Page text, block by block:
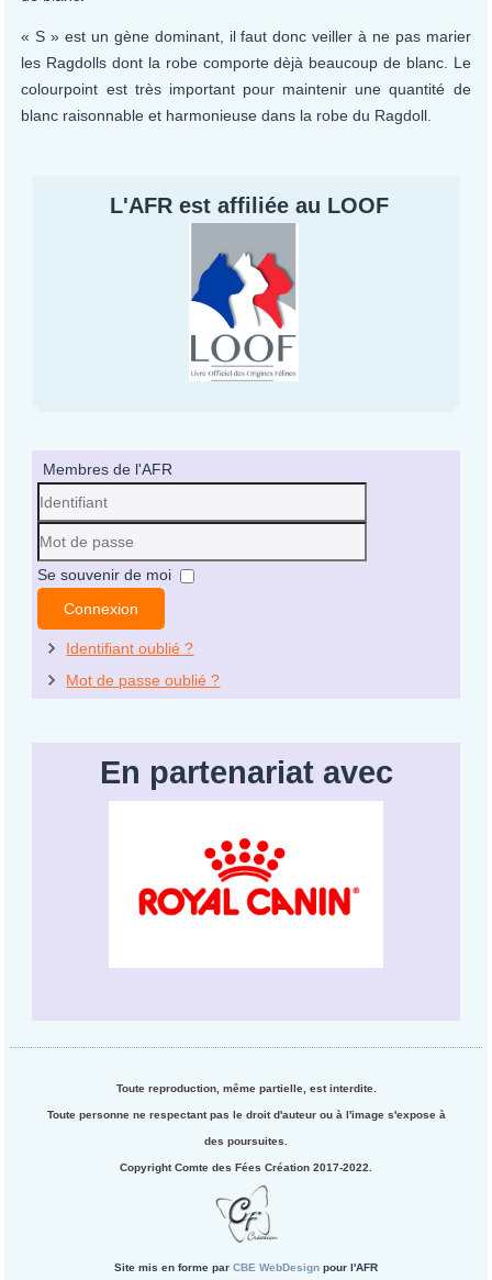
« S » est un gène dominant, il faut donc veiller à ne pas marier
les Ragdolls dont la robe comporte dèjà beaucoup de blanc. Le
colourpoint est très important pour maintenir une quantité de
blanc raisonnable et harmonieuse dans la robe du Ragdoll.
L'AFR est affiliée au LOOF
Membres de l'AFR
Identifiant
Mot
passe
Se souvenir de moi
Connexion
Identifiant oublié ?
Mot de passe oublié ?
En partenariat avec
Toute reproduction, même partielle, est interdite.
Toute personne ne respectant pas le droit d'auteur ou à l'image s'expose à
des poursuites.
Copyright Comte des Fées Création 2017-2022.
Site mis en forme par CBE WebDesign pour l'AFR